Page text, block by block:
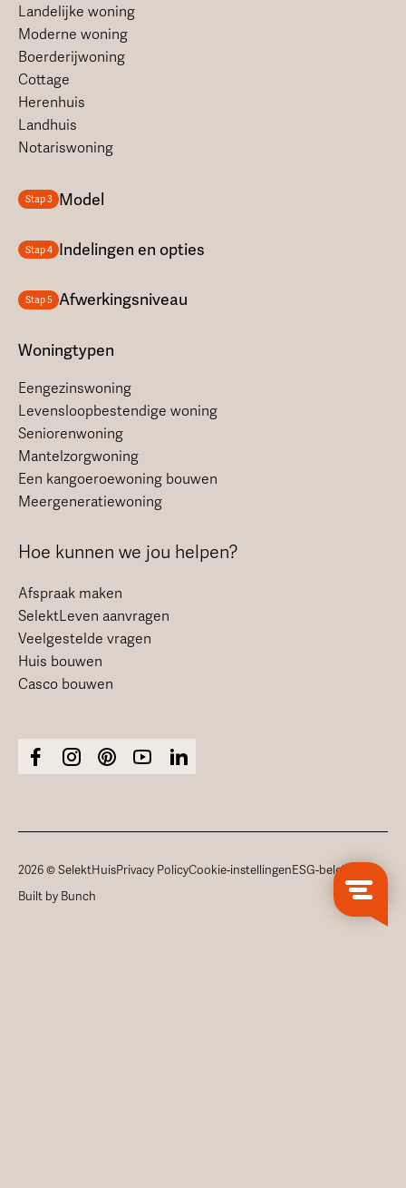
Landelijke woning
Moderne woning
Boerderijwoning
Cottage
Herenhuis
Landhuis
Notariswoning
Stap 3 Model
Stap 4 Indelingen en opties
Stap 5 Afwerkingsniveau
Woningtypen
Eengezinswoning
Levensloopbestendige woning
Seniorenwoning
Mantelzorgwoning
Een kangoeroewoning bouwen
Meergeneratiewoning
Hoe kunnen we jou helpen?
Afspraak maken
SelektLeven aanvragen
Veelgestelde vragen
Huis bouwen
Casco bouwen
2026 © SelektHuisPrivacy PolicyCookie-instellingenESG-beleid
Built by Bunch